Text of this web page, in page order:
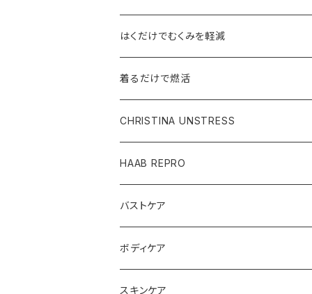
はくだけでむくみを軽減
着るだけで燃活
CHRISTINA UNSTRESS
HAAB REPRO
バストケア
ボディケア
スキンケア